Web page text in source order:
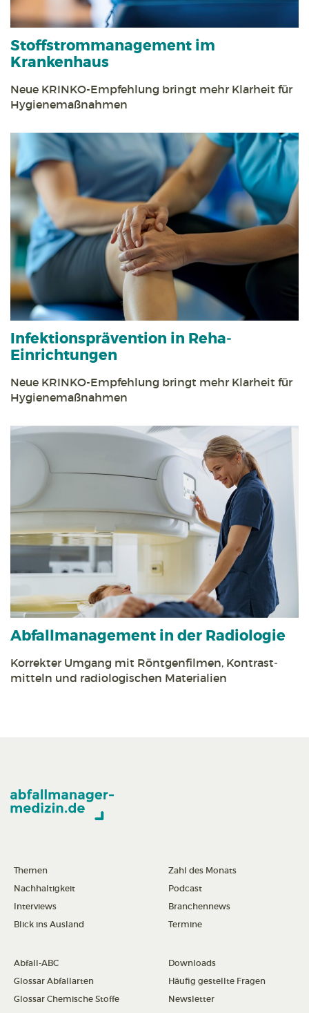
Stoff­strom­management im
Krankenhaus
Neue KRINKO-Empfehlung bringt mehr Klarheit für
Hygienemaßnahmen
Infektions­prävention in Reha­
Einrichtungen
Neue KRINKO-Empfehlung bringt mehr Klarheit für
Hygiene­maßnahmen
Abfall­management in der Radiologie
Korrekter Umgang mit Röntgen­filmen, Kontrast­
mitteln und radiologischen Materialien
Themen
Nachhaltigkeit
Interviews
Blick ins Ausland
Zahl des Monats
Podcast
Branchennews
Termine
Abfall-ABC
Glossar Abfallarten
Glossar Chemische Stoffe
Downloads
Häufig gestellte Fragen
Newsletter